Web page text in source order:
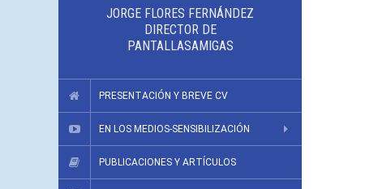
JORGE FLORES FERNÁNDEZ
DIRECTOR DE
PANTALLASAMIGAS
PRESENTACIÓN Y BREVE CV
EN LOS MEDIOS-SENSIBILIZACIÓN
PUBLICACIONES Y ARTÍCULOS